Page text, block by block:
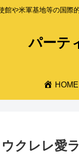
館や米軍基地等の国際
パーテ
HOME
クレレ愛